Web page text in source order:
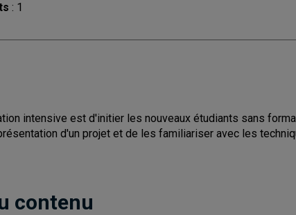
: 1
intensive est d'initier les nouveaux étudiants sans
d'un projet et de les familiariser avec les
contenu